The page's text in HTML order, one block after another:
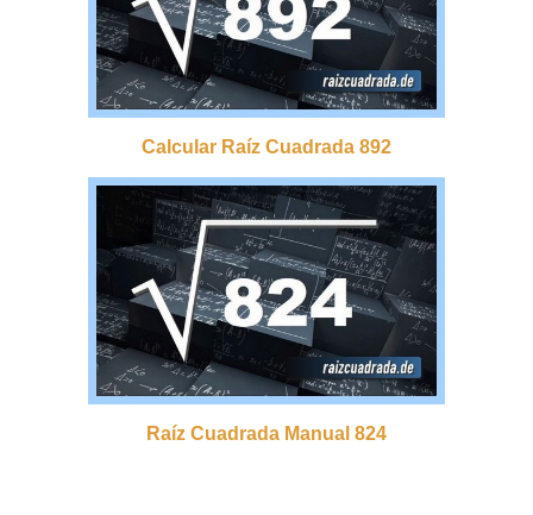
Calcular Raíz Cuadrada 892
Raíz Cuadrada Manual 824